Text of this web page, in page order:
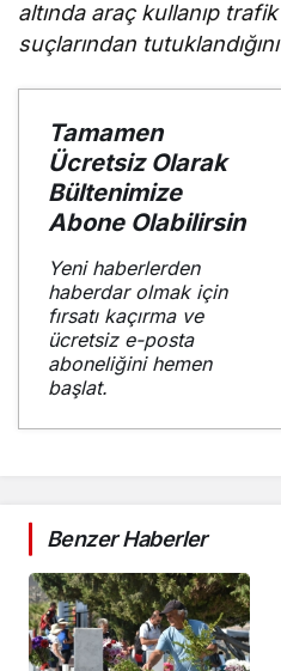
altında araç kullanıp
suçlarından tutuklandığını
Tamamen
Ücretsiz Olarak
Bültenimize
Abone Olabilirsin
Yeni haberlerden
haberdar olmak için
fırsatı kaçırma ve
ücretsiz e-posta
aboneliğini hemen
başlat.
Benzer Haberler